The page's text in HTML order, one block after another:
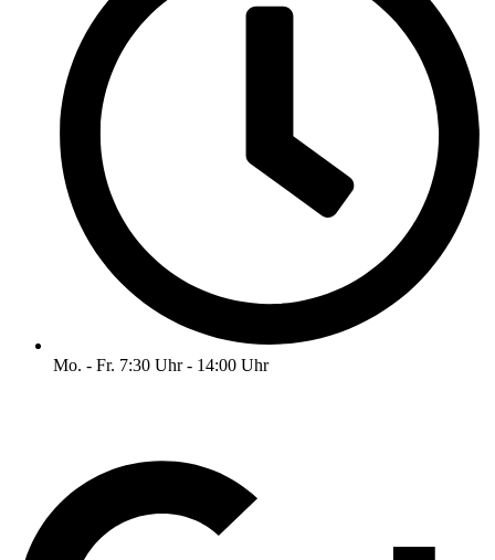
Mo. - Fr. 7:30 Uhr - 14:00 Uhr